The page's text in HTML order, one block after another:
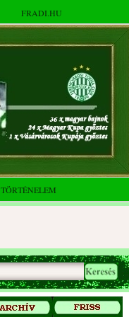
FRADI.HU
TÖRTÉNELEM